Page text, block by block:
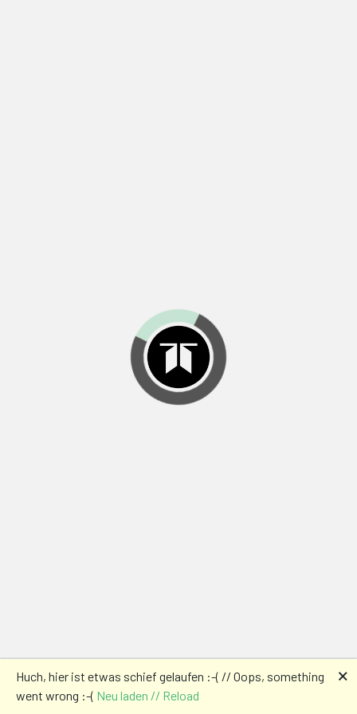
Huch, hier ist etwas schief gelaufen :-( // Oops, something
went wrong :-( Neu laden // Reload
🗙